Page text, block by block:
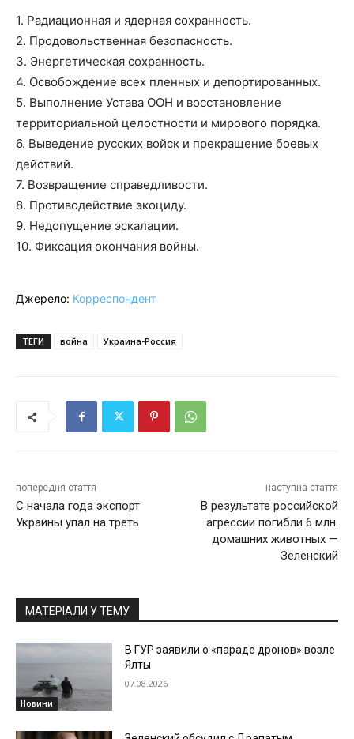
1. Радиационная и ядерная сохранность.
2. Продовольственная безопасность.
3. Энергетическая сохранность.
4. Освобождение всех пленных и депортированных.
5. Выполнение Устава ООН и восстановление
территориальной целостности и мирового порядка.
6. Выведение русских войск и прекращение боевых
действий.
7. Возвращение справедливости.
8. Противодействие экоциду.
9. Недопущение эскалации.
10. Фиксация окончания войны.
Джерело: Корреспондент
ТЕГИ война Украина-Россия
попередня стаття
С начала года экспорт
Украины упал на треть
наступна стаття
В результате российской
агрессии погибли 6 млн.
домашних животных —
Зеленский
МАТЕРІАЛИ У ТЕМУ
Новини
В ГУР заявили о «параде дронов» возле
Ялты
07.08.2026